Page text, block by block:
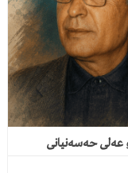
عەلی حەسەنیانی